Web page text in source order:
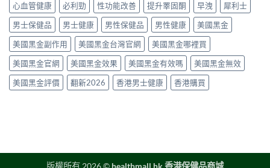
正
貨
購
買
指
南〉
中
整
指
南〉
中
延
時
噴
霧
購
買
指
南〉
中
心血管健康
必利勁 性功能改善 提升睪固酮 早洩
犀利士
男士保健品
男士健康 男性保健品 男性健康
美國黑金
美國黑金副作用
美國黑金台灣官網
美國黑金哪裡買
美國黑金官網
美國黑金效果 美國黑金有效嗎
美國黑金無效
美國黑金評價
翻新2026 香港男士健康 香港購買